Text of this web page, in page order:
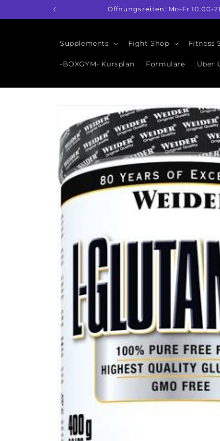
Inhalt
Öffnungszeiten: Mo-Fr 10:00-
Supplements Fight Shop Fitness
-BOXGYM- Kursplan Formulare Über
Produktinformationen
springen